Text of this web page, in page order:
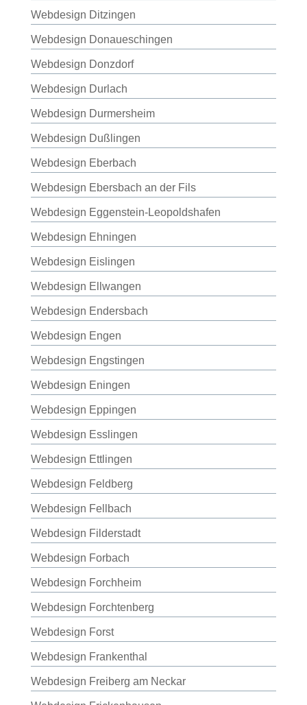
Webdesign Ditzingen
Webdesign Donaueschingen
Webdesign Donzdorf
Webdesign Durlach
Webdesign Durmersheim
Webdesign Dußlingen
Webdesign Eberbach
Webdesign Ebersbach an der Fils
Webdesign Eggenstein-Leopoldshafen
Webdesign Ehningen
Webdesign Eislingen
Webdesign Ellwangen
Webdesign Endersbach
Webdesign Engen
Webdesign Engstingen
Webdesign Eningen
Webdesign Eppingen
Webdesign Esslingen
Webdesign Ettlingen
Webdesign Feldberg
Webdesign Fellbach
Webdesign Filderstadt
Webdesign Forbach
Webdesign Forchheim
Webdesign Forchtenberg
Webdesign Forst
Webdesign Frankenthal
Webdesign Freiberg am Neckar